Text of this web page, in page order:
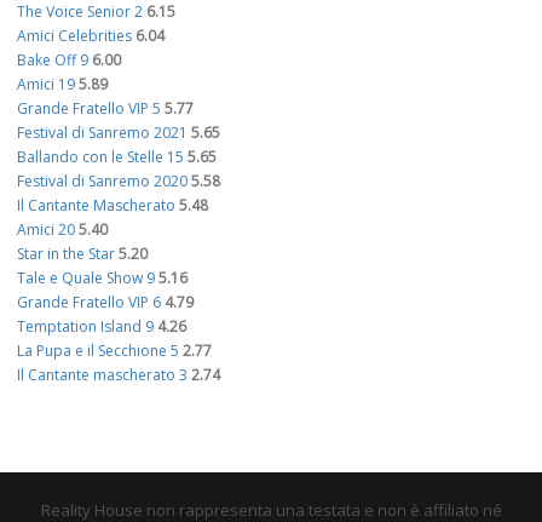
The Voice Senior 2 6.15
Amici Celebrities 6.04
Bake Off 9 6.00
Amici 195.89
Grande Fratello VIP 5 5.77
Festival di Sanremo 2021 5.65
Ballando con le Stelle 15 5.65
Festival di Sanremo 20205.58
Il Cantante Mascherato 5.48
Amici 205.40
Star in the Star5.20
Tale e Quale Show 95.16
Grande Fratello VIP 6 4.79
Temptation Island 9 4.26
La Pupa e il Secchione 5 2.77
Il Cantante mascherato 3 2.74
Reality House non rappresenta una testata e non è affiliato né